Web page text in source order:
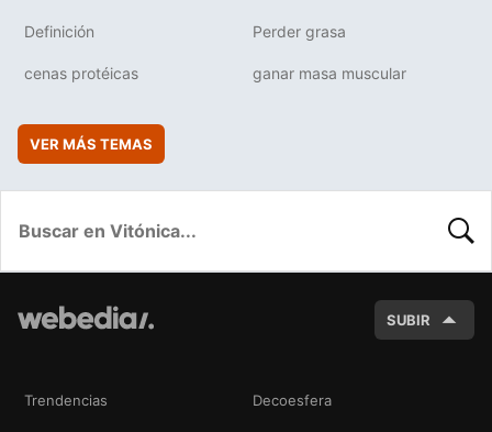
Definición Perder grasa
cenas protéicas ganar masa muscular
VER MÁS TEMAS
SUBIR
Trendencias Decoesfera